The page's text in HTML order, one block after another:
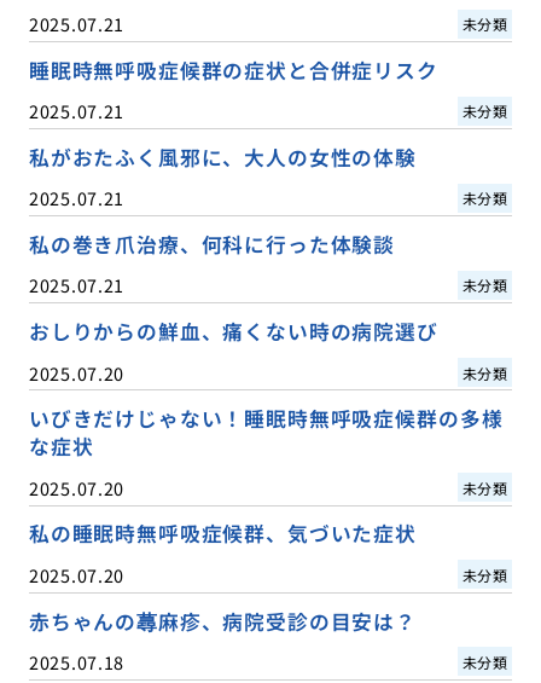
2025.07.21 未分類
睡眠時無呼吸症候群の症状と合併症リスク
2025.07.21 未分類
私がおたふく風邪に、大人の女性の体験
2025.07.21 未分類
私の巻き爪治療、何科に行った体験談
2025.07.21 未分類
おしりからの鮮血、痛くない時の病院選び
2025.07.20 未分類
いびきだけじゃない！睡眠時無呼吸症候群の多様
な症状
2025.07.20 未分類
私の睡眠時無呼吸症候群、気づいた症状
2025.07.20 未分類
赤ちゃんの蕁麻疹、病院受診の目安は？
2025.07.18 未分類